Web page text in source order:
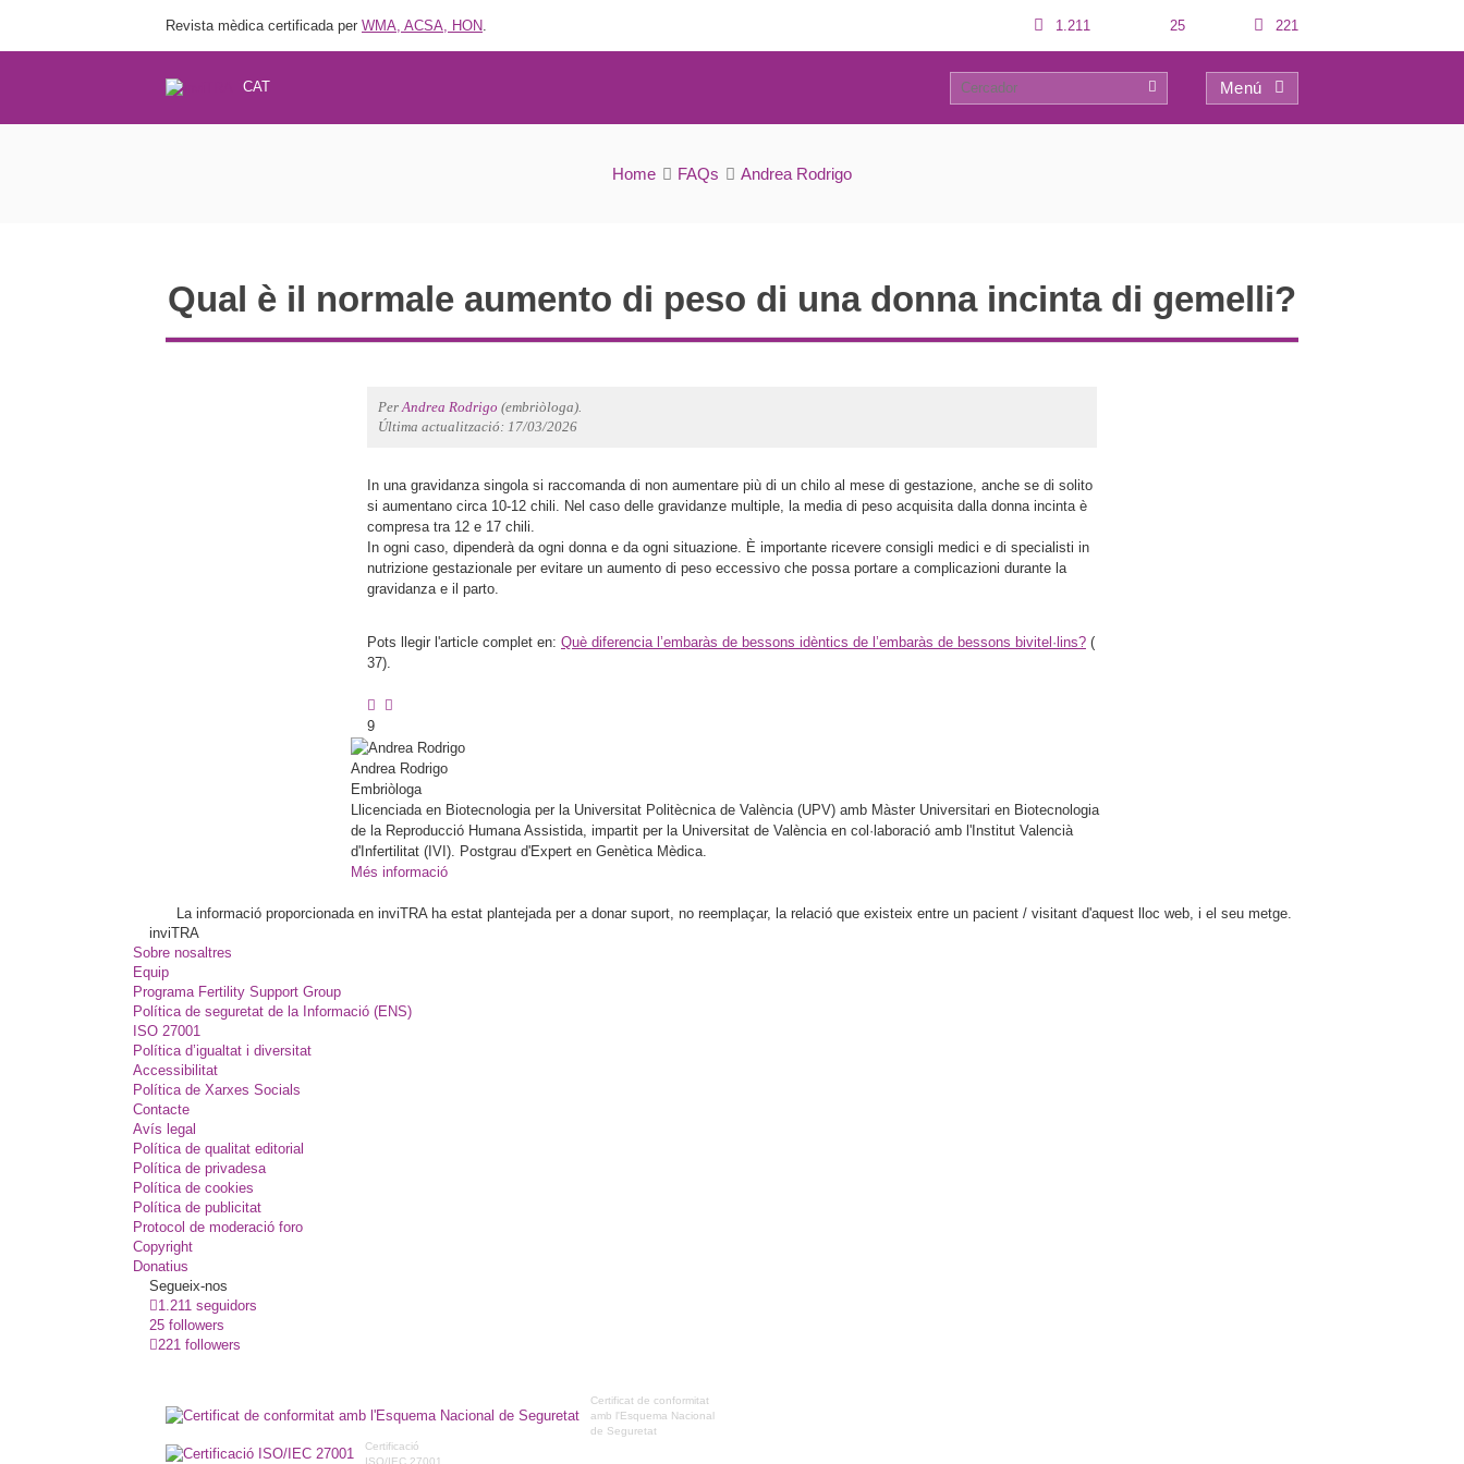
Revista mèdica certificada per WMA, ACSA, HON. 1.211 25 221
CAT
Menú
FAQs
2 0
Home FAQs Andrea Rodrigo
Qual è il normale aumento di peso di una donna incinta di gemelli?
PerAndrea Rodrigo (embriòloga).
Última actualització: 17/03/2026
In una gravidanza singola si raccomanda di non aumentare più di un chilo al mese di gestazione, anche se di solito
si aumentano circa 10-12 chili. Nel caso delle gravidanze multiple, la media di peso acquisita dalla donna incinta è
compresa tra 12 e 17 chili.
In ogni caso, dipenderà da ogni donna e da ogni situazione. È importante ricevere consigli medici e di specialisti in
nutrizione gestazionale per evitare un aumento di peso eccessivo che possa portare a complicazioni durante la
gravidanza e il parto.
Pots llegir l'article complet en: Què diferencia l’embaràs de bessons idèntics de l’embaràs de bessons bivitel·lins? (
37).
9
Andrea Rodrigo
Embriòloga
Llicenciada en Biotecnologia per la Universitat Politècnica de València (UPV) amb Màster Universitari en Biotecnologia
de la Reproducció Humana Assistida, impartit per la Universitat de València en col·laboració amb l'Institut Valencià
d'Infertilitat (IVI). Postgrau d'Expert en Genètica Mèdica.
Més informació
La informació proporcionada en inviTRA ha estat plantejada per a donar suport, no reemplaçar, la relació que existeix entre un pacient / visitant d'aquest lloc web, i el seu metge.
inviTRA
Sobre nosaltres
Equip
Programa Fertility Support Group
Política de seguretat de la Informació (ENS)
ISO 27001
Política d’igualtat i diversitat
Accessibilitat
Política de Xarxes Socials
Contacte
Avís legal
Política de qualitat editorial
Política de privadesa
Política de cookies
Política de publicitat
Protocol de moderació foro
Copyright
Donatius
Segueix-nos
1.211 seguidors
25 followers
221 followers
Certificat de conformitat
amb l'Esquema Nacional
de Seguretat
Certificació
ISO/IEC 27001